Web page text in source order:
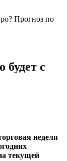
Прогноз по
с
неделя
текущей